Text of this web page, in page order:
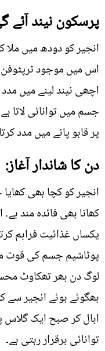
پرسکون نیند آئے
انجیر کو دودھ میں ملا
اس میں موجود ٹرپٹوفن
اچھی نیند لینے میں
جسم میں توانائی لاتا
پر قابو پانے میں مدد
دن کا شاندار آغاز:
انجیر کو کچا بھی
کھانا بھی فائدہ مند
یکساں غذائیت فراہم
پوٹاشیم جسم کی قوت
لوگ دن بھر تھکاوٹ
بھگوئے ہوئے انجیر سے
ابال کر صبح ایک
توانائی برقرار رہتی ہے۔